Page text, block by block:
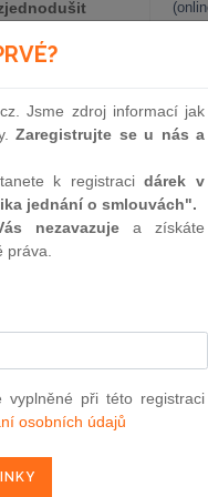
do
týkajících se
sjednotil
příspěvku na
označované
na dítě a
pro občany,
přístupem
pomoc
Jsme zdroj informací jak
Zaregistrujte se u nás a
k registracidárek v
jednání o smlouvách".
nezavazuje a získáte
při této registraci
osobních údajů